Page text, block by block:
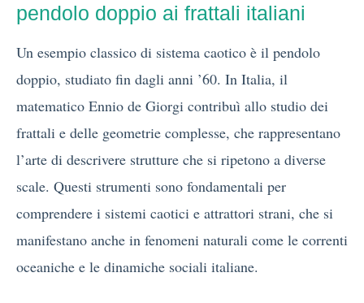
pendolo doppio ai frattali italiani
Un esempio classico di sistema caotico è il pendolo
doppio, studiato fin dagli anni ’60. In Italia, il
matematico Ennio de Giorgi contribuì allo studio dei
frattali e delle geometrie complesse, che rappresentano
l’arte di descrivere strutture che si ripetono a diverse
scale. Questi strumenti sono fondamentali per
comprendere i sistemi caotici e attrattori strani, che si
manifestano anche in fenomeni naturali come le correnti
oceaniche e le dinamiche sociali italiane.